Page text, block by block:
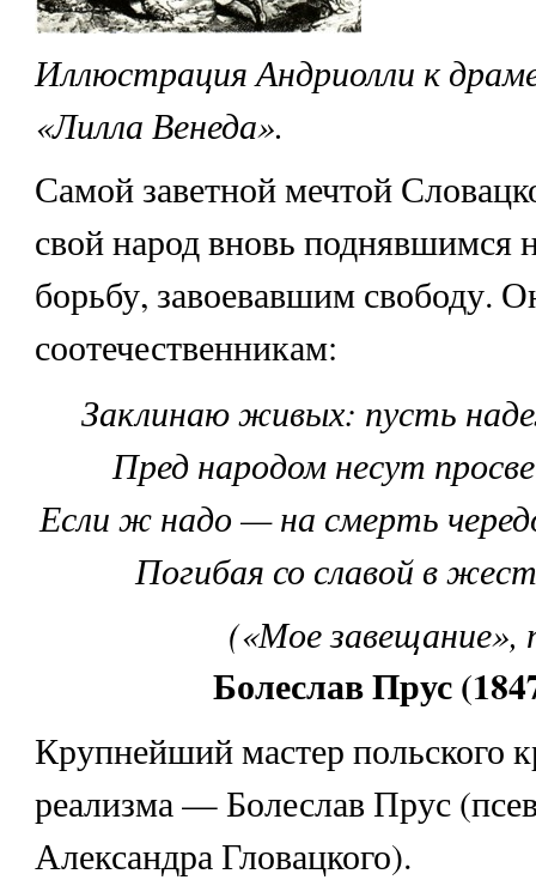
Иллюстрация Андриолли к
«Лилла Венеда».
Самой заветной мечтой
свой народ вновь
борьбу, завоевавшим свободу.
соотечественникам:
Заклинаю живых: пусть
Пред народом несут
Если ж надо — на смерть
Погибая со славой в
(«Мое завещание»,
Болеслав Прус
Крупнейший мастер польского
реализма — Болеслав Прус
Александра Гловацкого).